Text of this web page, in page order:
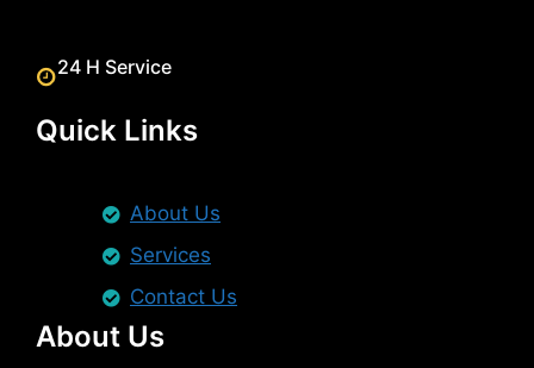
24 H Service
Quick Links
About Us
Services
Contact Us
About Us